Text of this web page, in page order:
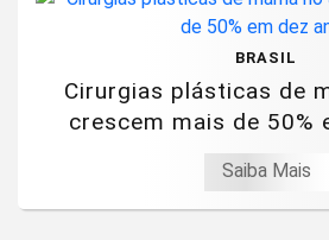
BRASIL
Cirurgias plásticas de
crescem mais de 50%
Saiba Mais